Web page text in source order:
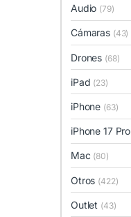
Audio (79)
Cámaras (43)
Drones (68)
iPad (23)
iPhone (63)
iPhone 17 Pro
Mac (80)
Otros (422)
Outlet (43)